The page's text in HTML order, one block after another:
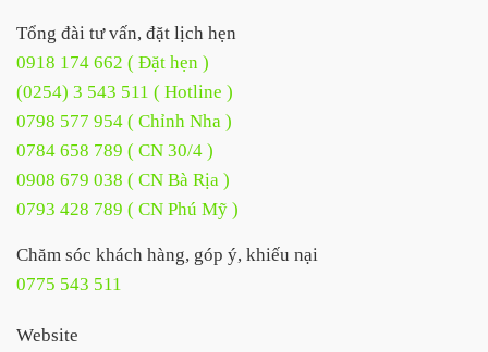
Tổng đài tư vấn, đặt lịch hẹn
0918 174 662 ( Đặt hẹn )
(0254) 3 543 511 ( Hotline )
0798 577 954 ( Chỉnh Nha )
0784 658 789 ( CN 30/4 )
0908 679 038 ( CN Bà Rịa )
0793 428 789 ( CN Phú Mỹ )
Chăm sóc khách hàng, góp ý, khiếu nại
0775 543 511
Website